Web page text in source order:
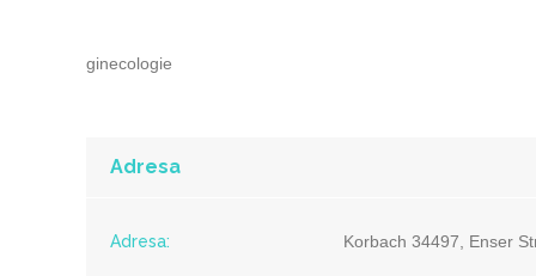
ginecologie
Adresa
Adresa: Korbach 34497, Enser